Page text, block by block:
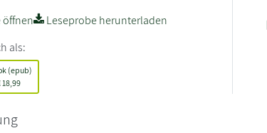
öffnen
Leseprobe herunterladen
als:
(epub)
18,99